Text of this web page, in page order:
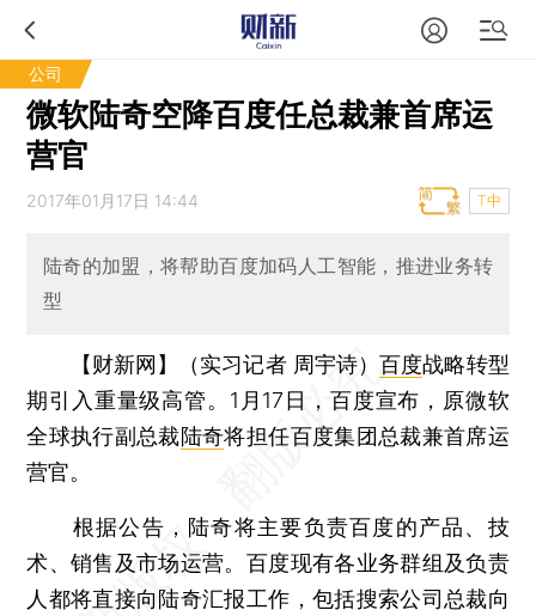
公司
微软陆奇空降百度任总裁兼首席运
营官
2017年01月17日 14:44 T中
陆奇的加盟，将帮助百度加码人工智能，推进业务转
型
【财新网】（实习记者 周宇诗）百度战略转型
期引入重量级高管。1月17日，百度宣布，原微软
全球执行副总裁陆奇将担任百度集团总裁兼首席运
营官。
根据公告，陆奇将主要负责百度的产品、技
术、销售及市场运营。百度现有各业务群组及负责
人都将直接向陆奇汇报工作，包括搜索公司总裁向